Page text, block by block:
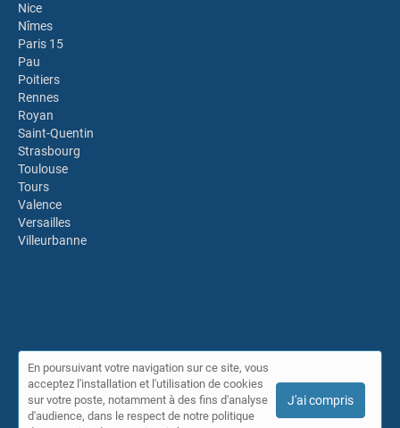
Nice
Nîmes
Paris 15
Pau
Poitiers
Rennes
Royan
Saint-Quentin
Strasbourg
Toulouse
Tours
Valence
Versailles
Villeurbanne
© Annuaire IDPLS 2026 |Plan du site|Mon compte
Contact
Conditions générales d'utilisation|Mentions légales
En poursuivant votre navigation sur ce site, vous
acceptez l'installation et l'utilisation de cookies
sur votre poste, notamment à des fins d'analyse
d'audience, dans le respect de notre politique
J'ai compris